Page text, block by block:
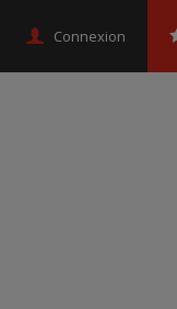
Connexion